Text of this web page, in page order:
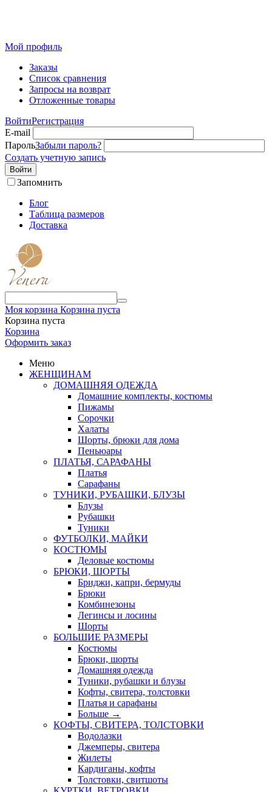
Мой профиль
Заказы
Список сравнения
Запросы на возврат
Отложенные товары
ВойтиРегистрация
E-mail
ПарольЗабыли пароль?
Создать учетную запись
Войти
Запомнить
Блог
Таблица размеров
Доставка
Моя корзина Корзина пуста
Корзина пуста
Корзина
Оформить заказ
Меню
ЖЕНЩИНАМ
ДОМАШНЯЯ ОДЕЖДА
Домашние комплекты, костюмы
Пижамы
Сорочки
Халаты
Шорты, брюки для дома
Пеньюары
ПЛАТЬЯ, САРАФАНЫ
Платья
Сарафаны
ТУНИКИ, РУБАШКИ, БЛУЗЫ
Блузы
Рубашки
Туники
ФУТБОЛКИ, МАЙКИ
КОСТЮМЫ
Деловые костюмы
БРЮКИ, ШОРТЫ
Бриджи, капри, бермуды
Брюки
Комбинезоны
Легинсы и лосины
Шорты
БОЛЬШИЕ РАЗМЕРЫ
Костюмы
Брюки, шорты
Домашняя одежда
Туники, рубашки и блузы
Кофты, свитера, толстовки
Платья и сарафаны
Больше →
КОФТЫ, СВИТЕРА, ТОЛСТОВКИ
Водолазки
Джемперы, свитера
Жилеты
Кардиганы, кофты
Толстовки, свитшоты